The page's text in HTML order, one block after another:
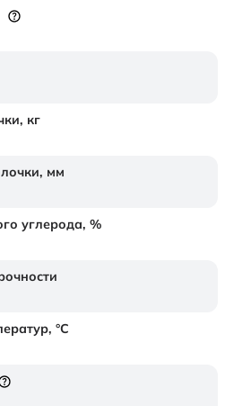
кг
мм
углерода, %
°C